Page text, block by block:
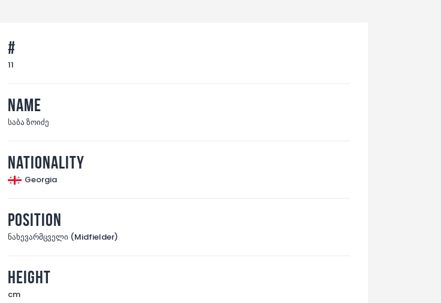
#
11
Name
საბა ზოიძე
Nationality
Georgia
Position
ნახევარმცველი (Midfielder)
Height
cm